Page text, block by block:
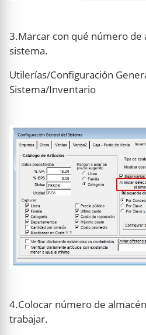
3.Marcar con qué número de
sistema.
Utilerías/Configuración
Sistema/Inventario
4.Colocar número de
trabajar.